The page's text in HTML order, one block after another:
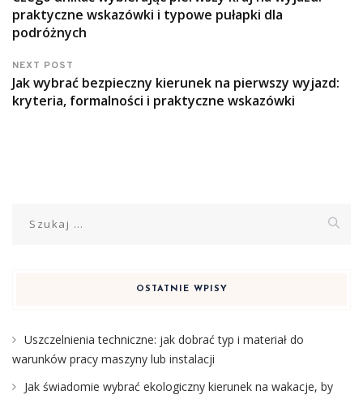
praktyczne wskazówki i typowe pułapki dla
podróżnych
NEXT POST
Jak wybrać bezpieczny kierunek na pierwszy wyjazd:
kryteria, formalności i praktyczne wskazówki
OSTATNIE WPISY
Uszczelnienia techniczne: jak dobrać typ i materiał do
warunków pracy maszyny lub instalacji
Jak świadomie wybrać ekologiczny kierunek na wakacje, by